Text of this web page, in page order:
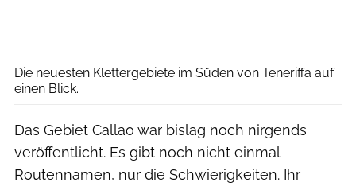
Die neuesten Klettergebiete im Süden von Teneriffa auf
einen Blick.
Das Gebiet Callao war bislag noch nirgends
veröffentlicht. Es gibt noch nicht einmal
Routennamen, nur die Schwierigkeiten. Ihr